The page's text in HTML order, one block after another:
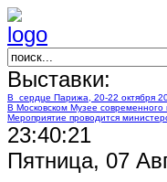
Выставки:
В сердце Парижа, 20-22 октября
В Московском Музее современного
Мероприятие проводится
23:40:22
Пятница, 07